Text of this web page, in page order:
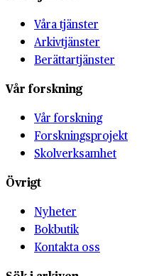
Våra tjänster
Arkivtjänster
Berättartjänster
Vår forskning
Vår forskning
Forskningsprojekt
Skolverksamhet
Övrigt
Nyheter
Bokbutik
Kontakta oss